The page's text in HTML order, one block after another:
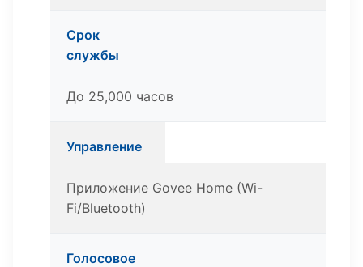
Срок
службы
До 25,000 часов
Управление
Приложение Govee Home (Wi-
Fi/Bluetooth)
Голосовое